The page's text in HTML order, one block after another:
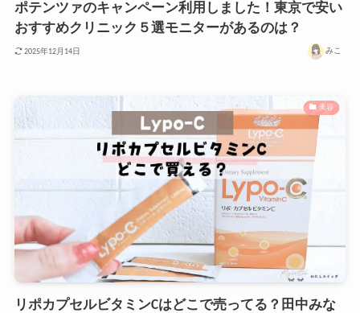
ポテンツァのキャンペーン利用しました！東京で安い
おすすめクリニック５選モニターがあるのは？
2025年12月14日 みこ
美容
リポカプセルビタミンCはどこで売ってる？田中みな